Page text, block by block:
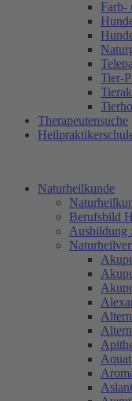
Farb-
Tier-
Therapeutensuche
Naturheilkunde
Berufsbild
Ausbildung